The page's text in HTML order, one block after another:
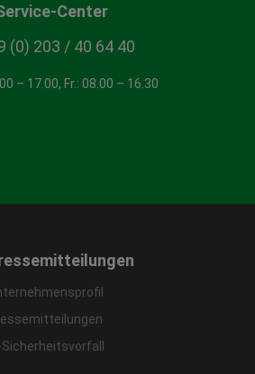
Center
(0) 203 / 40 64 40
– 17.00, Fr.: 08.00 – 16.30
Sicherheitsvorfall